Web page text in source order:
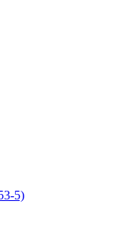
5)